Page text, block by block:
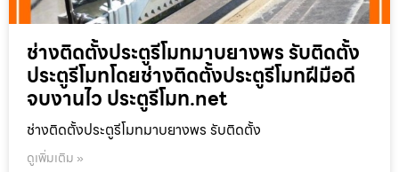
ช่างติดตั้งประตูรีโมทมาบยางพร รับติดตั้ง
ประตูรีโมทโดยช่างติดตั้งประตูรีโมทฝีมือดี
จบงานไว ประตูรีโมท.net
ช่างติดตั้งประตูรีโมทมาบยางพร รับติดตั้ง
ดูเพิ่มเติม »